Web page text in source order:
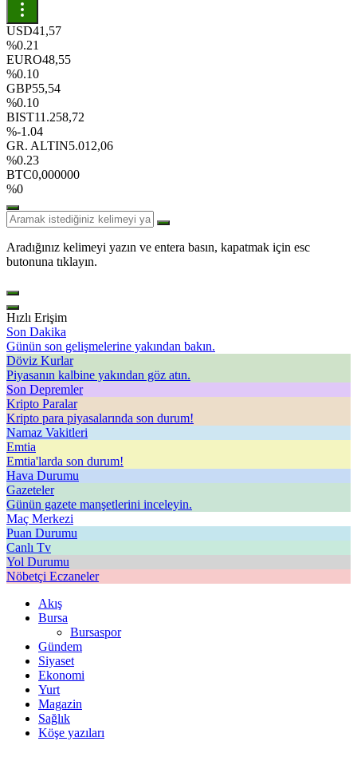
USD41,57
%0.21
EURO48,55
%0.10
GBP55,54
%0.10
BIST11.258,72
%-1.04
GR. ALTIN5.012,06
%0.23
BTC0,000000
%0
Aradığınız kelimeyi yazın ve entera basın, kapatmak için esc
butonuna tıklayın.
Hızlı Erişim
Son Dakika
Günün son gelişmelerine yakından bakın.
Döviz Kurlar
Piyasanın kalbine yakından göz atın.
Son Depremler
Kripto Paralar
Kripto para piyasalarında son durum!
Namaz Vakitleri
Emtia
Emtia'larda son durum!
Hava Durumu
Gazeteler
Günün gazete manşetlerini inceleyin.
Maç Merkezi
Puan Durumu
Canlı Tv
Yol Durumu
Nöbetçi Eczaneler
Akış
Bursa
Bursaspor
Gündem
Siyaset
Ekonomi
Yurt
Magazin
Sağlık
Köşe yazıları